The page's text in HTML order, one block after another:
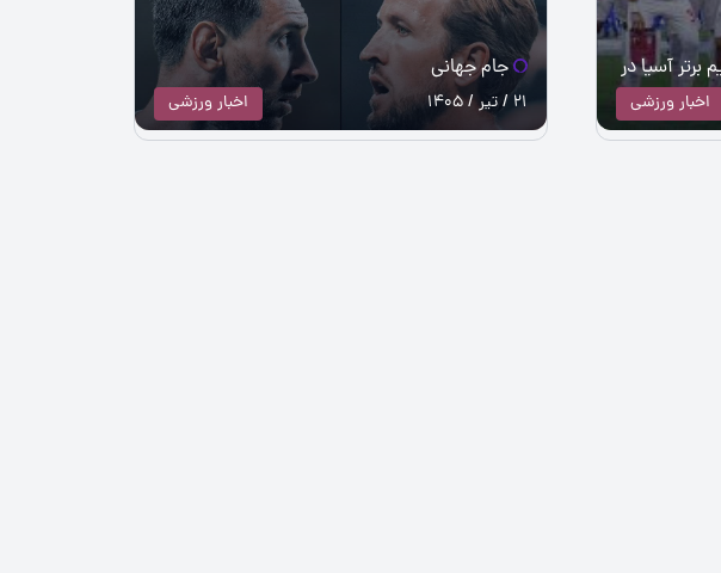
برتر آسیا در
اخبار ورزشی
جام جهانی
اخبار ورزشی 21 / تیر / 1405